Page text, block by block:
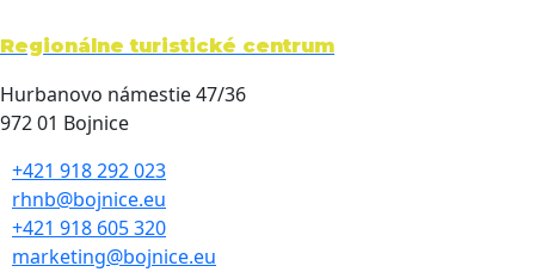
Regionálne turistické centrum
Hurbanovo námestie 47/36
972 01 Bojnice
+421 918 292 023
rhnb@bojnice.eu
+421 918 605 320
marketing@bojnice.eu